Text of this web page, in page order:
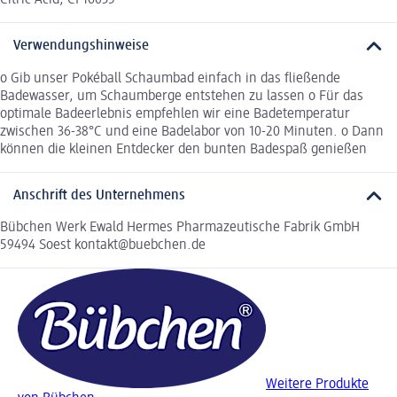
Verwendungshinweise
o Gib unser Pokéball Schaumbad einfach in das fließende
Badewasser, um Schaumberge entstehen zu lassen o Für das
optimale Badeerlebnis empfehlen wir eine Badetemperatur
zwischen 36-38°C und eine Badelabor von 10-20 Minuten. o Dann
können die kleinen Entdecker den bunten Badespaß genießen
Anschrift des Unternehmens
Bübchen Werk Ewald Hermes Pharmazeutische Fabrik GmbH
59494 Soest kontakt@buebchen.de
Weitere Produkte